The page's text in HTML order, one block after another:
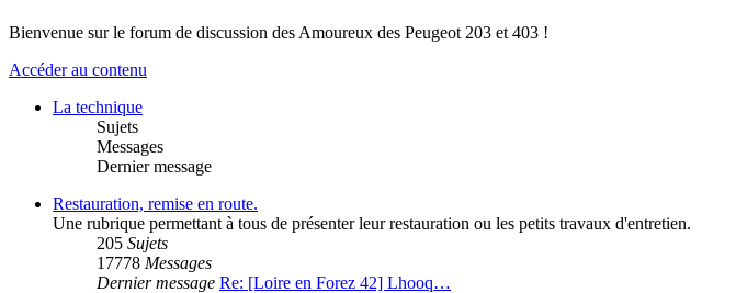
Bienvenue sur le forum de discussion des Amoureux des Peugeot 203 et 403 !
Accéder au contenu
La technique
Sujets
Messages
Dernier message
Restauration, remise en route.
Une rubrique permettant à tous de présenter leur restauration ou les petits travaux d'entretien.
205 Sujets
17778 Messages
Dernier message Re: [Loire en Forez 42] Lhooq…